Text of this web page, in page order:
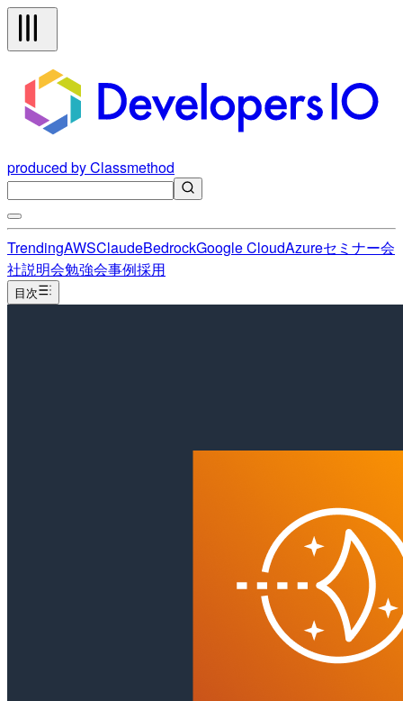
produced by Classmethod
TrendingAWSClaudeBedrockGoogle CloudAzureセミナー会
社説明会勉強会事例採用
目次